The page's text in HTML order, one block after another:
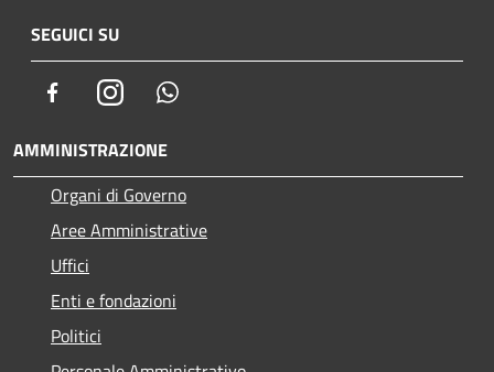
SEGUICI SU
FacebookInstagram
AMMINISTRAZIONE
Organi di Governo
Aree Amministrative
Uffici
Enti e fondazioni
Politici